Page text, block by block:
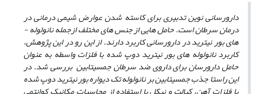
دارورسانی نوین تدبیری برای کاسته شدن عوارض شیمی درمانی در
درمان سرطان است. حامل­ هایی از جنس­ های مختلف ازجمله نانولوله ­
های بور نیترید در دارورسانی کاربرد دارند. از این رو در این پژوهش،
کاربرد نانولوله­ های بور نیترید دوپ­ شده با فلزات واسطه به عنوان
حامل دارورسان برای داروی ضد سرطان جمسیتابین بررسی شد. در
این راستا جذب جمسیتابین بر نانولوله تک دیواره بور نیترید دوپ ­شده